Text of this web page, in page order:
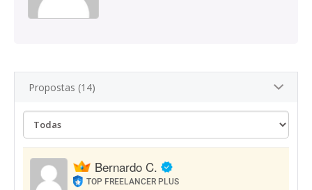
Propostas (14)
Bernardo C.
TOP FREELANCER PLUS